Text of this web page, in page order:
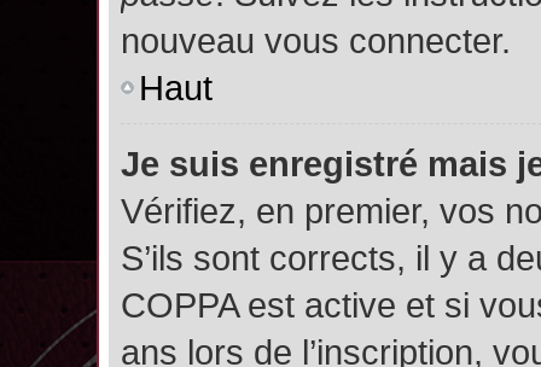
nouveau vous connecter.
Haut
Je suis enregistré mais
Vérifiez, en premier, vos
S’ils sont corrects, il y a
COPPA est active et si
ans lors de l’inscription,